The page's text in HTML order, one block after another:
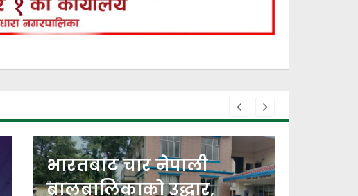
आजको मौसमः बिहानैदेखि
चर्को घाम, पानी पर्ने